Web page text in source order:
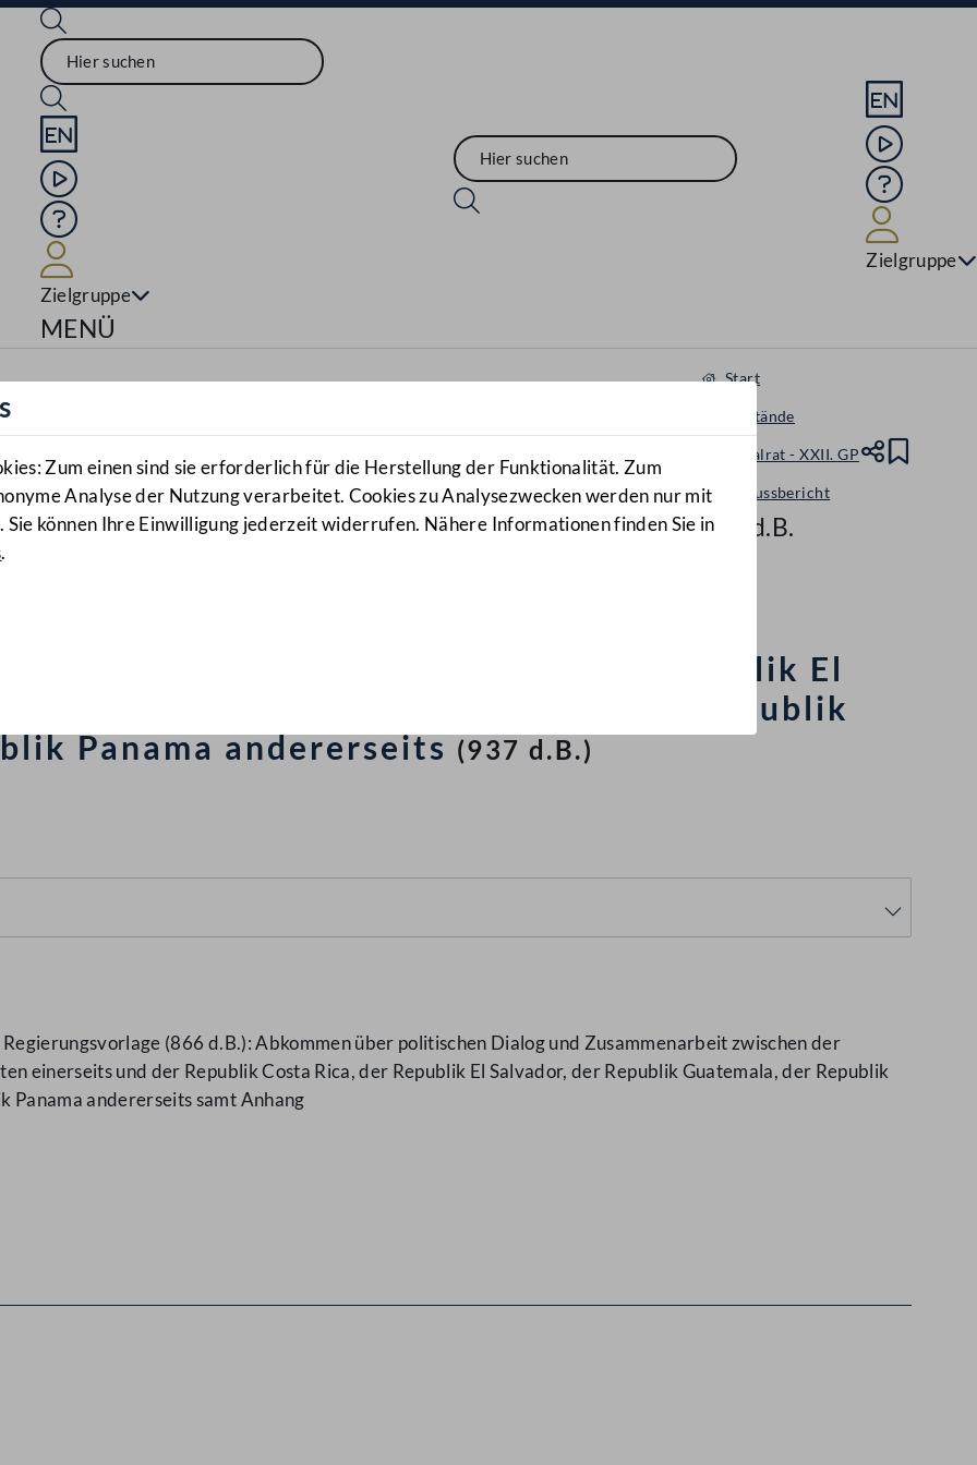
Sprache English
Mediathek
Hilfe
Zielgruppe
Navigationsmenü öffnen
MENÜ
Sprache
Mediathek
Hilfe
Zielgruppe
Zum einen sind sie erforderlich für die Herstellung der Funktionalität. Zum
Analyse der Nutzung verarbeitet. Cookies zu Analysezwecken werden nur mit
Sie können Ihre Einwilligung jederzeit widerrufen. Nähere Informationen finden Sie in
.
Start
Gegenstände
Nationalrat - XXII. GP
Ausschussbericht
937 d.B.
Gemeinschaft und ihren
und der Republik Costa Rica, der Republik El
der Republik Honduras, der Republik
Panama andererseits (937 d.B.)
(866 d.B.): Abkommen über politischen Dialog und Zusammenarbeit zwischen der
einerseits und der Republik Costa Rica, der Republik El Salvador, der Republik Guatemala, der Republik
Panama andererseits samt Anhang